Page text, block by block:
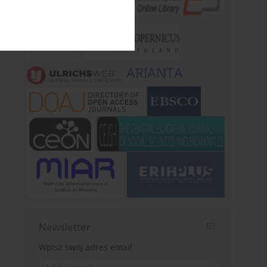
ARIANTA
Newsletter
Wpisz swój adres email